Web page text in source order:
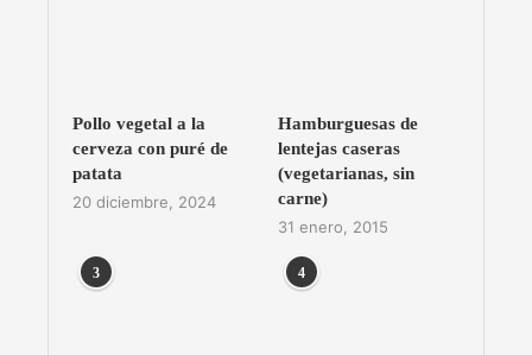
Pollo vegetal a la
cerveza con puré de
patata
20 diciembre, 2024
Hamburguesas de
lentejas caseras
(vegetarianas, sin
carne)
31 enero, 2015
3 4